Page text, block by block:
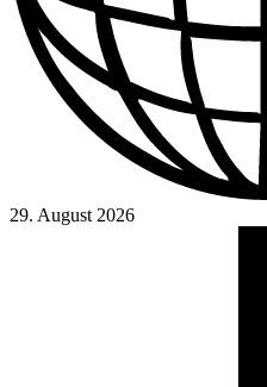
29. August 2026